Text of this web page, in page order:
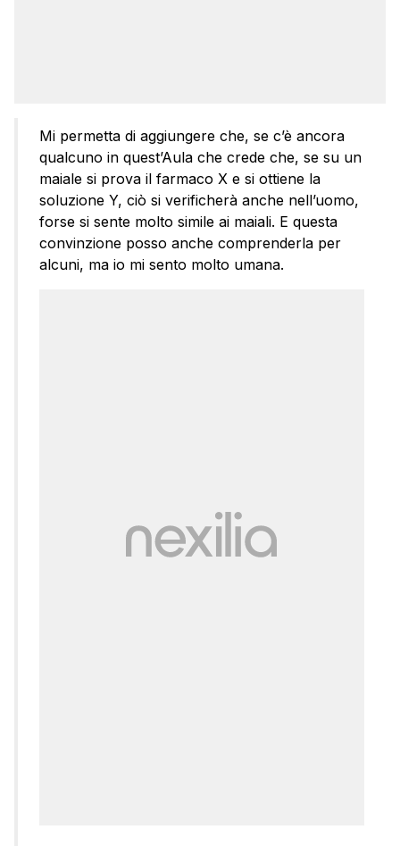
Mi permetta di aggiungere che, se c’è ancora
qualcuno in quest’Aula che crede che, se su un
maiale si prova il farmaco X e si ottiene la
soluzione Y, ciò si verificherà anche nell’uomo,
forse si sente molto simile ai maiali. E questa
convinzione posso anche comprenderla per
alcuni, ma io mi sento molto umana.